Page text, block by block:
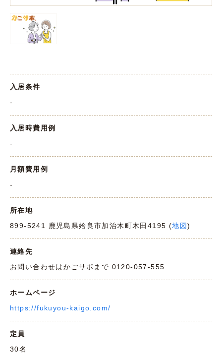
入居条件
-
入居時費用例
-
月額費用例
-
所在地
899-5241 鹿児島県姶良市加治木町木田4195 (地図)
連絡先
お問い合わせはかごサポまで 0120-057-555
ホームページ
https://fukuyou-kaigo.com/
定員
30名